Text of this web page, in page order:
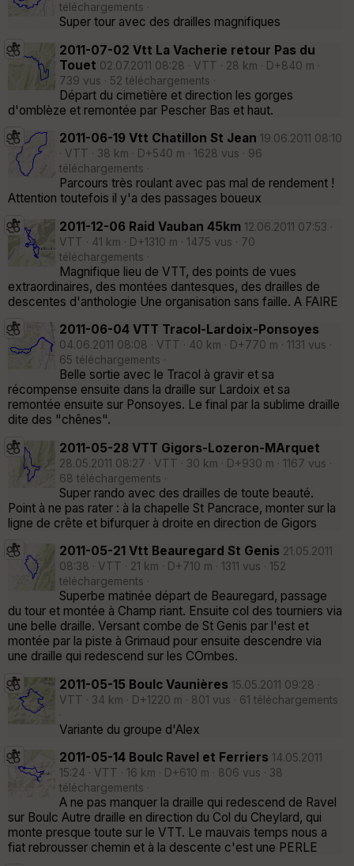
téléchargements ·
Super tour avec des drailles magnifiques
2011-07-02 Vtt La Vacherie retour Pas du
Touet 02.07.2011 08:28 · VTT · 28 km · D+840 m ·
739 vus · 52 téléchargements ·
Départ du cimetière et direction les gorges
d'omblèze et remontée par Pescher Bas et haut.
2011-06-19 Vtt Chatillon St Jean 19.06.2011 08:10
· VTT · 38 km · D+540 m · 1628 vus · 96
téléchargements ·
Parcours très roulant avec pas mal de rendement !
Attention toutefois il y'a des passages boueux
2011-12-06 Raid Vauban 45km 12.06.2011 07:53 ·
VTT · 41 km · D+1310 m · 1475 vus · 70
téléchargements ·
Magnifique lieu de VTT, des points de vues
extraordinaires, des montées dantesques, des drailles de
descentes d'anthologie Une organisation sans faille. A FAIRE
2011-06-04 VTT Tracol-Lardoix-Ponsoyes
04.06.2011 08:08 · VTT · 40 km · D+770 m · 1131 vus ·
65 téléchargements ·
Belle sortie avec le Tracol à gravir et sa
récompense ensuite dans la draille sur Lardoix et sa
remontée ensuite sur Ponsoyes. Le final par la sublime draille
dite des "chênes".
2011-05-28 VTT Gigors-Lozeron-MArquet
28.05.2011 08:27 · VTT · 30 km · D+930 m · 1167 vus ·
68 téléchargements ·
Super rando avec des drailles de toute beauté.
Point à ne pas rater : à la chapelle St Pancrace, monter sur la
ligne de crête et bifurquer à droite en direction de Gigors
2011-05-21 Vtt Beauregard St Genis 21.05.2011
08:38 · VTT · 21 km · D+710 m · 1311 vus · 152
téléchargements ·
Superbe matinée départ de Beauregard, passage
du tour et montée à Champ riant. Ensuite col des tourniers via
une belle draille. Versant combe de St Genis par l'est et
montée par la piste à Grimaud pour ensuite descendre via
une draille qui redescend sur les COmbes.
2011-05-15 Boulc Vaunières 15.05.2011 09:28 ·
VTT · 34 km · D+1220 m · 801 vus · 61 téléchargements
·
Variante du groupe d'Alex
2011-05-14 Boulc Ravel et Ferriers 14.05.2011
15:24 · VTT · 16 km · D+610 m · 806 vus · 38
téléchargements ·
A ne pas manquer la draille qui redescend de Ravel
sur Boulc Autre draille en direction du Col du Cheylard, qui
monte presque toute sur le VTT. Le mauvais temps nous a
fiat rebrousser chemin et à la descente c'est une PERLE